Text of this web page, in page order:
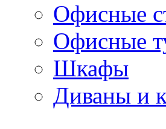
Офисные
Офисные
Шкафы
Диваны и